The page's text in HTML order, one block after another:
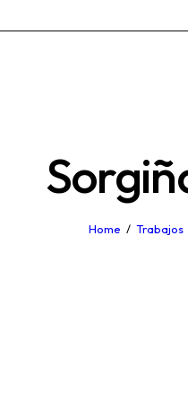
Home Trabajos